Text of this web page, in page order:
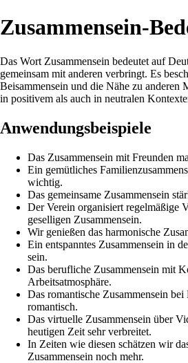
Zusammensein-
Das Wort Zusammensein bedeutet auf
gemeinsam mit anderen verbringt. Es
Beisammensein und die Nähe zu anderen
in positivem als auch in neutralen
Anwendungsbeispiele
Das Zusammensein mit Freunden
Ein gemütliches
wichtig.
Das gemeinsame Zusammensein
Der Verein organisiert regelmäßige
geselligen Zusammensein.
Wir genießen das harmonische
Ein entspanntes Zusammensein in
sein.
Das berufliche Zusammensein mit
Arbeitsatmosphäre.
Das romantische Zusammensein
romantisch.
Das virtuelle Zusammensein über
heutigen Zeit sehr verbreitet.
In Zeiten wie diesen schätzen wir
Zusammensein noch mehr.